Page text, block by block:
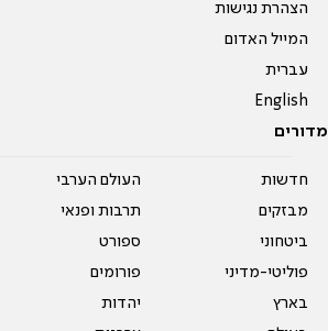
הצהרת נגישות
המייל האדום
עברית
English
מדורים
חדשות
מבזקים
ביטחוני
פוליטי-מדיני
בארץ
העולם הערבי
תרבות ופנאי
ספורט
פורומים
יהדות